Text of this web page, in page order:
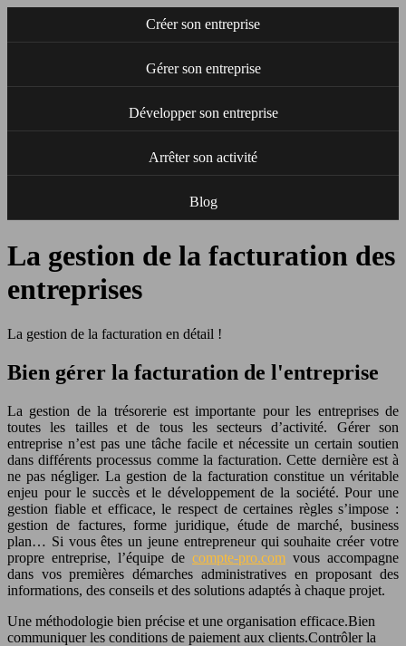
Créer son entreprise
Gérer son entreprise
Développer son entreprise
Arrêter son activité
Blog
La gestion de la facturation des
entreprises
La gestion de la facturation en détail !
Bien gérer la facturation de l'entreprise
La gestion de la trésorerie est importante pour les entreprises de
toutes les tailles et de tous les secteurs d’activité. Gérer son
entreprise n’est pas une tâche facile et nécessite un certain soutien
dans différents processus comme la facturation. Cette dernière est à
ne pas négliger. La gestion de la facturation constitue un véritable
enjeu pour le succès et le développement de la société. Pour une
gestion fiable et efficace, le respect de certaines règles s’impose :
gestion de factures, forme juridique, étude de marché, business
plan… Si vous êtes un jeune entrepreneur qui souhaite créer votre
propre entreprise, l’équipe de compte-pro.com vous accompagne
dans vos premières démarches administratives en proposant des
informations, des conseils et des solutions adaptés à chaque projet.
Une méthodologie bien précise et une organisation efficace.Bien
communiquer les conditions de paiement aux clients.Contrôler la